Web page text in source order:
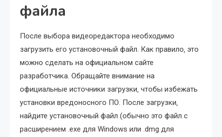
файла
После выбора видеоредактора необходимо
загрузить его установочный файл. Как правило‚ это
можно сделать на официальном сайте
разработчика. Обращайте внимание на
официальные источники загрузки‚ чтобы избежать
установки вредоносного ПО. После загрузки‚
найдите установочный файл (обычно это файл с
расширением .exe для Windows или .dmg для